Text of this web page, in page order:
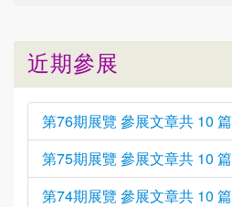
近期參展
第76期展覽 參展文章共 10 篇
第75期展覽 參展文章共 10 篇
第74期展覽 參展文章共 10 篇